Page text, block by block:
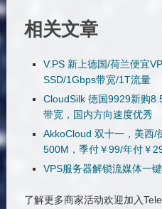
相关文章
V.PS 新上德国/荷兰便宜
SSD/1Gbps带宽/1T流量
CloudSilk 德国9929新购
带宽，国内方向速度优秀
AkkoCloud 双十一，美西/
500M，季付￥99/年付￥
VPS服务器解锁流媒体一
了解更多商家活动欢迎加入